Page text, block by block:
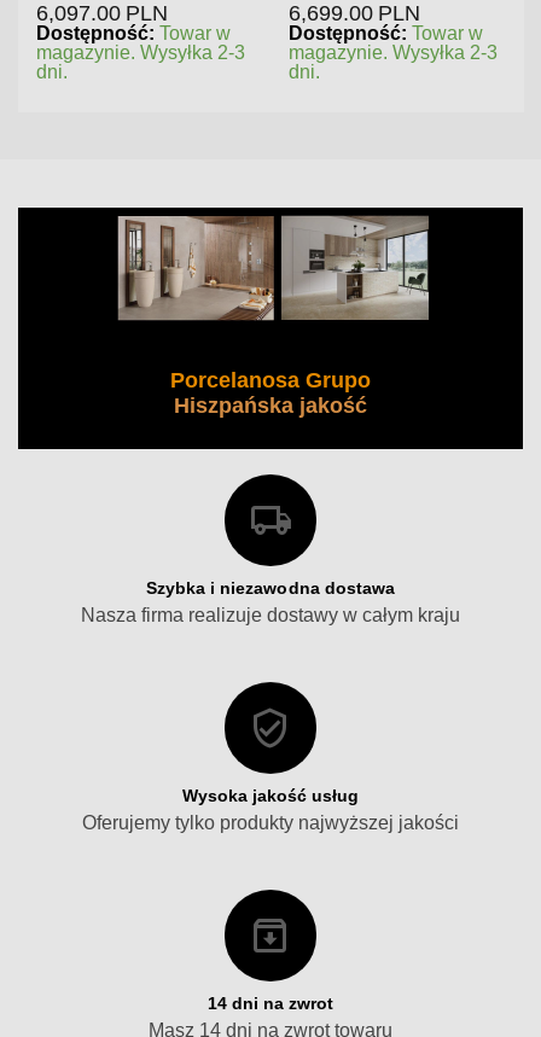
6,097.00 PLN
Dostępność: Towar w
magazynie. Wysyłka 2-3
dni.
6,699.00 PLN
Dostępność: Towar w
magazynie. Wysyłka 2-3
dni.
Porcelanosa Grupo
Hiszpańska jakość
Szybka i niezawodna dostawa
Nasza firma realizuje dostawy w całym kraju
Wysoka jakość usług
Oferujemy tylko produkty najwyższej jakości
14 dni na zwrot
Masz 14 dni na zwrot towaru